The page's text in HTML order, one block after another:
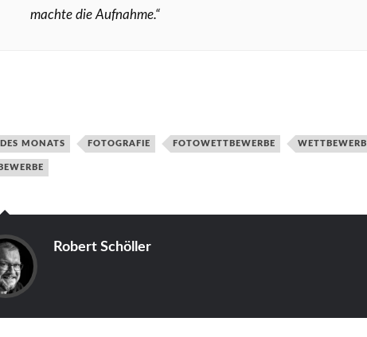
machte die Aufnahme.“
MONATS FOTOGRAFIE FOTOWETTBEWERBE WETTBEWERB
Robert Schöller